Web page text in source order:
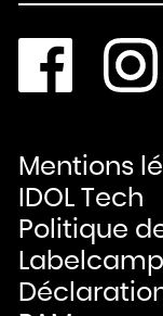
Mentions
IDOL Tech
Politique
Labelcamp